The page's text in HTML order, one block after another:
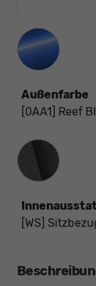
Außenfarbe
[0AA1] Reef
[WS]